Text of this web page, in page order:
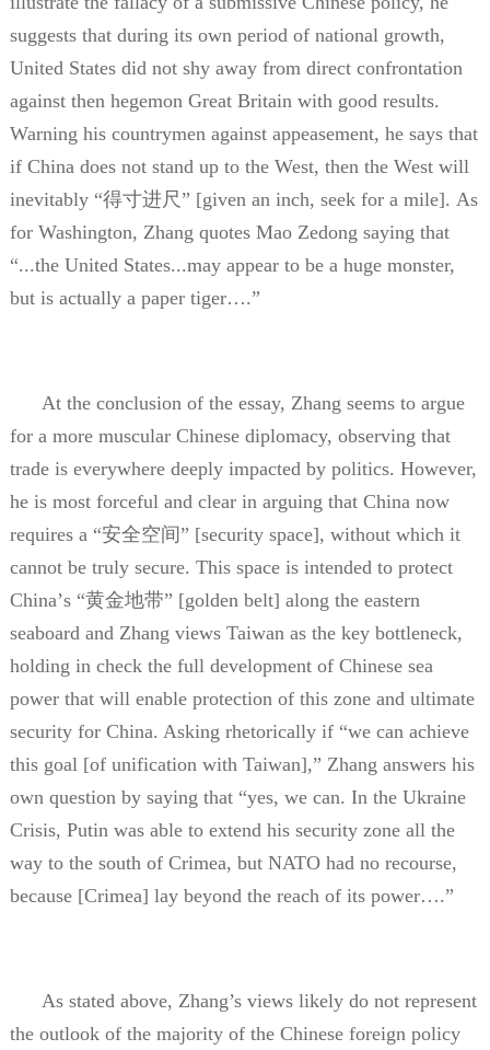
suggests that during its own period of national growth,
United States did not shy away from direct confrontation
against then hegemon Great Britain with good results.
Warning his countrymen against appeasement, he says that
if China does not stand up to the West, then the West will
inevitably “得寸进尺” [given an inch, seek for a mile]. As
for Washington, Zhang quotes Mao Zedong saying that
“...the United States...may appear to be a huge monster,
but is actually a paper tiger….”
At the conclusion of the essay, Zhang seems to argue
for a more muscular Chinese diplomacy, observing that
trade is everywhere deeply impacted by politics. However,
he is most forceful and clear in arguing that China now
requires a “安全空间” [security space], without which it
cannot be truly secure. This space is intended to protect
China’s “黄金地带” [golden belt] along the eastern
seaboard and Zhang views Taiwan as the key bottleneck,
holding in check the full development of Chinese sea
power that will enable protection of this zone and ultimate
security for China. Asking rhetorically if “we can achieve
this goal [of unification with Taiwan],” Zhang answers his
own question by saying that “yes, we can. In the Ukraine
Crisis, Putin was able to extend his security zone all the
way to the south of Crimea, but NATO had no recourse,
because [Crimea] lay beyond the reach of its power….”
As stated above, Zhang’s views likely do not represent
the outlook of the majority of the Chinese foreign policy